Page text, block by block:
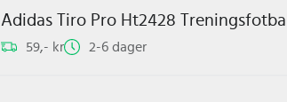
Adidas Tiro Pro Ht2428 Treningsfotball
59,- kr 2-6 dager